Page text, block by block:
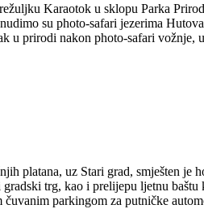
Karaotok u sklopu Parka
su photo-safari jezerima
u prirodi nakon photo-safari
platana, uz Stari grad, smješten je
gradski trg, kao i prelijepu ljetnu
čuvanim parkingom za putničke